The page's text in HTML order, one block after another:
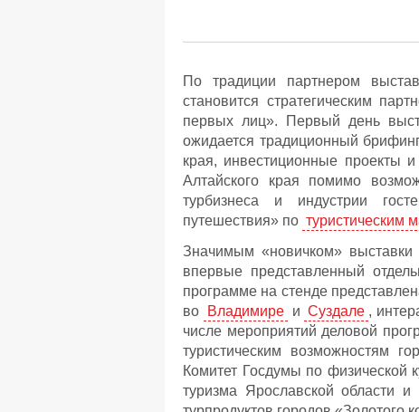
По традиции партнером
становится стратегическим
первых лиц». Первый день
ожидается традиционный
края, инвестиционные проекты
Алтайского края помимо
турбизнеса и индустрии
путешествия» по туристическим
Значимым «новичком» выставки
впервые представленный
программе на стенде
во
Владимире и Суздале ,
числе мероприятий деловой
туристическим возможностям
Комитет Госдумы по физической
туризма Ярославской области